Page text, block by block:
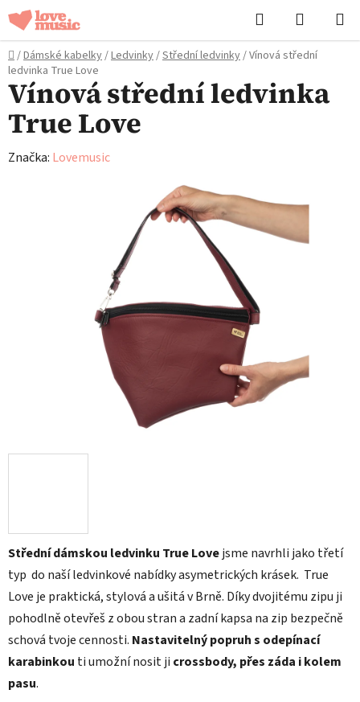
Přejít
na
obsah
Hledat
KOŠÍK
Domů
/Dámské kabelky/Ledvinky/Střední ledvinky/Vínová střední
ledvinka True Love
Střední dámskou ledvinku True Lovejsme navrhli jako třetí
typ do naší ledvinkové nabídky asymetrických krásek. True
Love je praktická, stylová a ušitá v Brně. Díky dvojitému zipu ji
pohodlně otevřeš z obou stran a zadní kapsa na zip bezpečně
schová tvoje cennosti. Nastavitelný popruh s odepínací
karabinkou ti umožní nosit ji crossbody, přes záda i kolem
pasu.
Vínová střední ledvinka
True Love
Značka: Lovemusic